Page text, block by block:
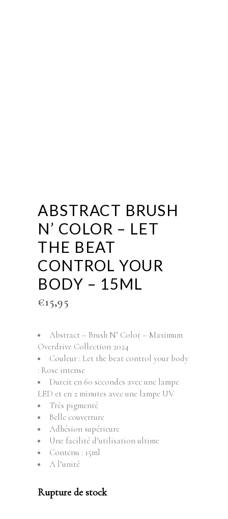
ABSTRACT BRUSH
N’ COLOR – LET
THE BEAT
CONTROL YOUR
BODY – 15ML
€15,95
Abstract – Brush N’ Color – Maximum
Overdrive Collection 2024
Couleur : Let the beat control your body
: Rose intense
Durcit en 60 secondes avec une lampe
LED et en 2 minutes avec une lampe UV
Très pigmenté
Belle couverture
Adhésion supérieure
Une facilité d’utilisation ultime
Contenu : 15ml
A l’unité
Rupture de stock